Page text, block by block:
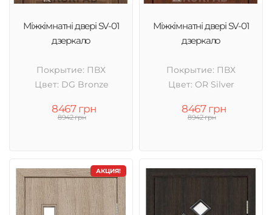
Міжкімнатні двері SV-01
дзеркало
Покрытие: ПВХ
Цвет: DG Bronze
8467 грн
8942 грн
Міжкімнатні двері SV-01
дзеркало
Покрытие: ПВХ
Цвет: OR Silver
8467 грн
8942 грн
АКЦИЯ!